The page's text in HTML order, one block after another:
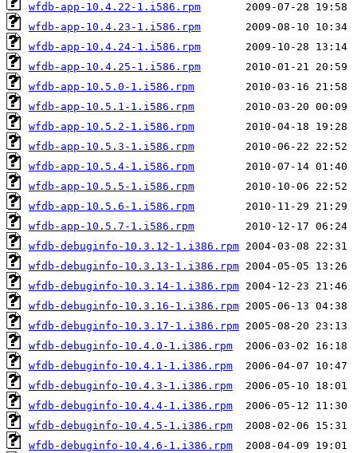
wfdb-app-10.4.22-1.i586.rpm
wfdb-app-10.4.23-1.i586.rpm
wfdb-app-10.4.24-1.i586.rpm
wfdb-app-10.4.25-1.i586.rpm
wfdb-app-10.5.0-1.i586.rpm
wfdb-app-10.5.1-1.i586.rpm
wfdb-app-10.5.2-1.i586.rpm
wfdb-app-10.5.3-1.i586.rpm
wfdb-app-10.5.4-1.i586.rpm
wfdb-app-10.5.5-1.i586.rpm
wfdb-app-10.5.6-1.i586.rpm
wfdb-app-10.5.7-1.i586.rpm
wfdb-debuginfo-10.3.12-1.i386.rpm
wfdb-debuginfo-10.3.13-1.i386.rpm
wfdb-debuginfo-10.3.14-1.i386.rpm
wfdb-debuginfo-10.3.16-1.i386.rpm
wfdb-debuginfo-10.3.17-1.i386.rpm
wfdb-debuginfo-10.4.0-1.i386.rpm
wfdb-debuginfo-10.4.1-1.i386.rpm
wfdb-debuginfo-10.4.3-1.i386.rpm
wfdb-debuginfo-10.4.4-1.i386.rpm
wfdb-debuginfo-10.4.5-1.i386.rpm
wfdb-debuginfo-10.4.6-1.i386.rpm